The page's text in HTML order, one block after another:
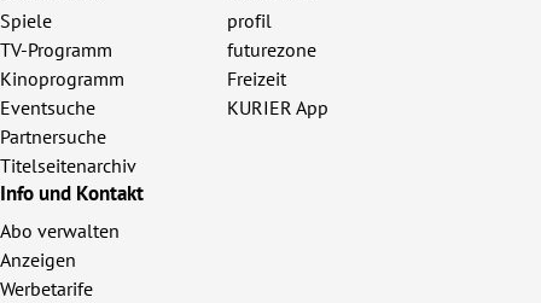
Spiele
TV-Programm
Kinoprogramm
Eventsuche
Partnersuche
Titelseitenarchiv
profil
futurezone
Freizeit
KURIER App
Info und Kontakt
Abo verwalten
Anzeigen
Werbetarife